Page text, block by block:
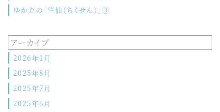
ゆかたの「竺仙（ちくせん）」③
アーカイブ
2026年1月
2025年8月
2025年7月
2025年6月